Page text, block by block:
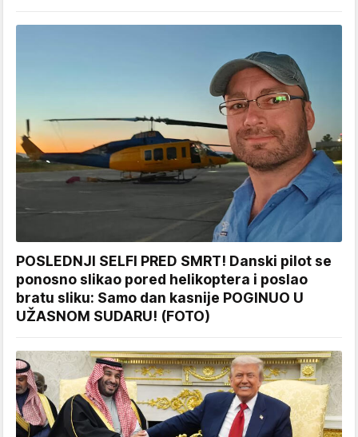
POSLEDNJI SELFI PRED SMRT! Danski pilot se
ponosno slikao pored helikoptera i poslao
bratu sliku: Samo dan kasnije POGINUO U
UŽASNOM SUDARU! (FOTO)